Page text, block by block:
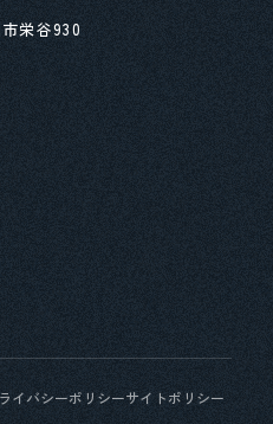
栄谷930
イバシーポリシーサイトポリシー